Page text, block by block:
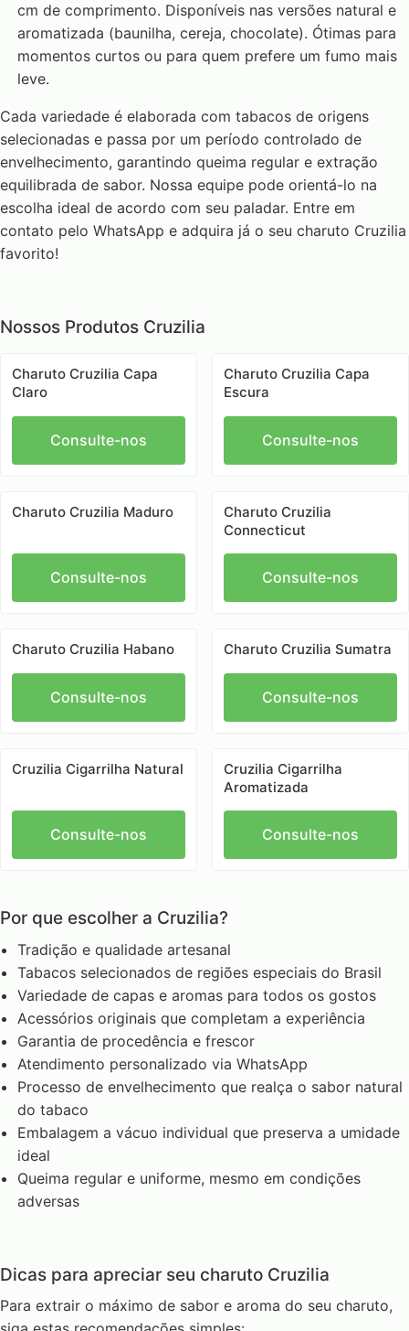
cm de comprimento. Disponíveis nas versões natural e
aromatizada (baunilha, cereja, chocolate). Ótimas para
momentos curtos ou para quem prefere um fumo mais
leve.
Cada variedade é elaborada com tabacos de origens
selecionadas e passa por um período controlado de
envelhecimento, garantindo queima regular e extração
equilibrada de sabor. Nossa equipe pode orientá-lo na
escolha ideal de acordo com seu paladar. Entre em
contato pelo WhatsApp e adquira já o seu charuto Cruzilia
favorito!
Nossos Produtos Cruzilia
Charuto Cruzilia Capa
Claro
Consulte-nos
Charuto Cruzilia Capa
Escura
Consulte-nos
Charuto Cruzilia Maduro
Consulte-nos
Charuto Cruzilia
Connecticut
Consulte-nos
Charuto Cruzilia Habano
Consulte-nos
Charuto Cruzilia Sumatra
Consulte-nos
Cruzilia Cigarrilha Natural
Consulte-nos
Cruzilia Cigarrilha
Aromatizada
Consulte-nos
Por que escolher a Cruzilia?
Tradição e qualidade artesanal
Tabacos selecionados de regiões especiais do Brasil
Variedade de capas e aromas para todos os gostos
Acessórios originais que completam a experiência
Garantia de procedência e frescor
Atendimento personalizado via WhatsApp
Processo de envelhecimento que realça o sabor natural
do tabaco
Embalagem a vácuo individual que preserva a umidade
ideal
Queima regular e uniforme, mesmo em condições
adversas
Dicas para apreciar seu charuto Cruzilia
Para extrair o máximo de sabor e aroma do seu charuto,